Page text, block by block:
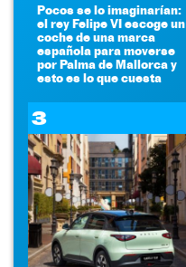
Pocos se lo imaginarían:
el rey Felipe VI escoge un
coche de una marca
española para moverse
por Palma de Mallorca y
esto es lo que cuesta
3